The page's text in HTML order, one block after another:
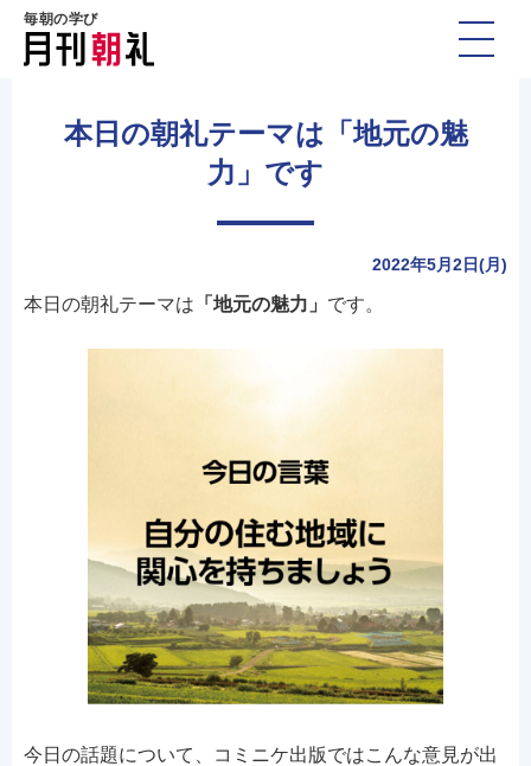
毎朝の学び
本日の朝礼テーマは「地元の魅
力」です
2022年5月2日(月)
本日の朝礼テーマは 「地元の魅力」 です。
今日の話題について、コミニケ出版ではこんな意見が出